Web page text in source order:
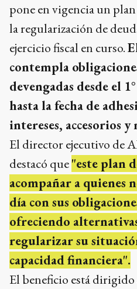
pone en vigencia un
la regularización de
ejercicio fiscal en curso.
contempla
devengadas desde el
hasta la fecha de
intereses, accesorios y
El director ejecutivo de
destacó que"este plan
acompañar a quienes
día con sus
ofreciendo
regularizar su
capacidad financiera".
El beneficio está dirigido